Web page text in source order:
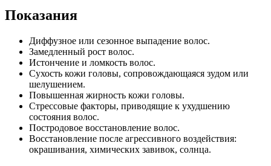
Показания
Диффузное или сезонное выпадение волос.
Замедленный рост волос.
Истончение и ломкость волос.
Сухость кожи головы, сопровождающаяся зудом или
шелушением.
Повышенная жирность кожи головы.
Стрессовые факторы, приводящие к ухудшению
состояния волос.
Постродовое восстановление волос.
Восстановление после агрессивного воздействия:
окрашивания, химических завивок, солнца.